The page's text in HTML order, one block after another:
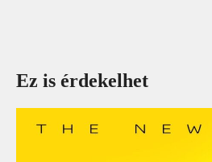
Ez is érdekelhet